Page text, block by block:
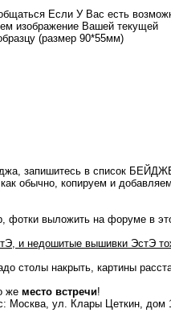
Если У Вас есть
изображение Вашей текущей
(размер 90*55мм)
запишитесь в список
обычно, копируем и
фотки выложить на форуме в
и недошитые вышивки ЭстЭ
столы накрыть, картины
же место встречи!
Москва, ул. Клары Цеткин, дом